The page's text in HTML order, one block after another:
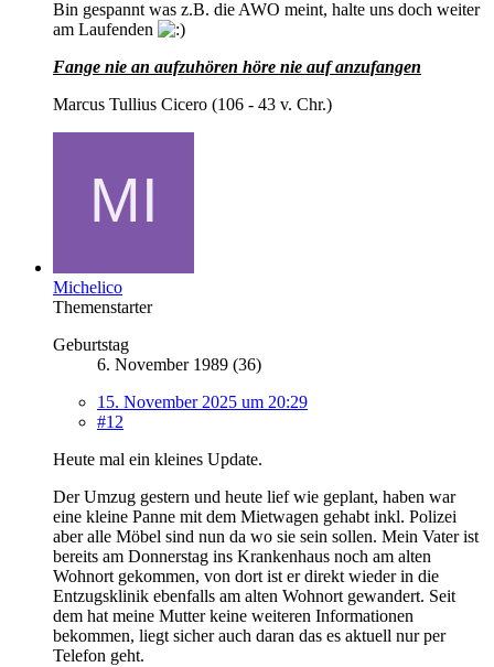
Bin gespannt was z.B. die AWO meint, halte uns doch weiter
am Laufenden
Fange nie an aufzuhören höre nie auf anzufangen
Marcus Tullius Cicero (106 - 43 v. Chr.)
Michelico
Themenstarter
Geburtstag
6. November 1989 (36)
15. November 2025 um 20:29
#12
Heute mal ein kleines Update.
Der Umzug gestern und heute lief wie geplant, haben war
eine kleine Panne mit dem Mietwagen gehabt inkl. Polizei
aber alle Möbel sind nun da wo sie sein sollen. Mein Vater ist
bereits am Donnerstag ins Krankenhaus noch am alten
Wohnort gekommen, von dort ist er direkt wieder in die
Entzugsklinik ebenfalls am alten Wohnort gewandert. Seit
dem hat meine Mutter keine weiteren Informationen
bekommen, liegt sicher auch daran das es aktuell nur per
Telefon geht.